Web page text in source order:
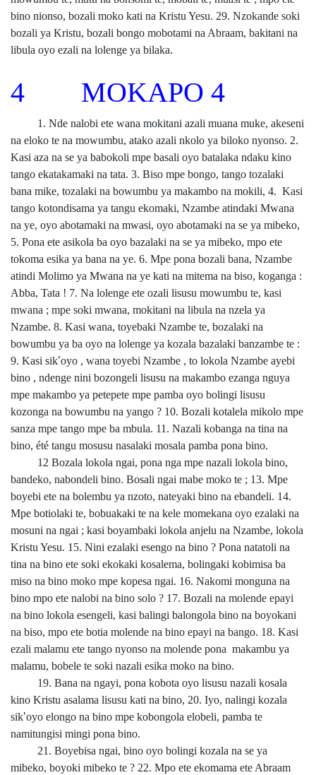
bino nionso, bozali moko kati na Kristu Yesu. 29. Nzokande soki
bozali ya Kristu, bozali bongo mobotami na Abraam, bakitani na
libula oyo ezali na lolenge ya bilaka.
4 MOKAPO 4
1. Nde nalobi ete wana mokitani azali muana muke, akeseni
na eloko te na mowumbu, atako azali nkolo ya biloko nyonso. 2.
Kasi aza na se ya babokoli mpe basali oyo batalaka ndaku kino
tango ekatakamaki na tata. 3. Biso mpe bongo, tango tozalaki
bana mike, tozalaki na bowumbu ya makambo na mokili, 4. Kasi
tango kotondisama ya tangu ekomaki, Nzambe atindaki Mwana
na ye, oyo abotamaki na mwasi, oyo abotamaki na se ya mibeko,
5. Pona ete asikola ba oyo bazalaki na se ya mibeko, mpo ete
tokoma esika ya bana na ye. 6. Mpe pona bozali bana, Nzambe
atindi Molimo ya Mwana na ye kati na mitema na biso, koganga :
Abba, Tata ! 7. Na lolenge ete ozali lisusu mowumbu te, kasi
mwana ; mpe soki mwana, mokitani na libula na nzela ya
Nzambe. 8. Kasi wana, toyebaki Nzambe te, bozalaki na
bowumbu ya ba oyo na lolenge ya kozala bazalaki banzambe te :
9. Kasi sik’oyo , wana toyebi Nzambe , to lokola Nzambe ayebi
bino , ndenge nini bozongeli lisusu na makambo ezanga nguya
mpe makambo ya petepete mpe pamba oyo bolingi lisusu
kozonga na bowumbu na yango ? 10. Bozali kotalela mikolo mpe
sanza mpe tango mpe ba mbula. 11. Nazali kobanga na tina na
bino, été tangu mosusu nasalaki mosala pamba pona bino.
12 Bozala lokola ngai, pona nga mpe nazali lokola bino,
bandeko, nabondeli bino. Bosali ngai mabe moko te ; 13. Mpe
boyebi ete na bolembu ya nzoto, nateyaki bino na ebandeli. 14.
Mpe botiolaki te, bobuakaki te na kele momekana oyo ezalaki na
mosuni na ngai ; kasi boyambaki lokola anjelu na Nzambe, lokola
Kristu Yesu. 15. Nini ezalaki esengo na bino ? Pona natatoli na
tina na bino ete soki ekokaki kosalema, bolingaki kobimisa ba
miso na bino moko mpe kopesa ngai. 16. Nakomi monguna na
bino mpo ete nalobi na bino solo ? 17. Bozali na molende epayi
na bino lokola esengeli, kasi balingi balongola bino na boyokani
na biso, mpo ete botia molende na bino epayi na bango. 18. Kasi
ezali malamu ete tango nyonso na molende pona makambu ya
malamu, bobele te soki nazali esika moko na bino.
19. Bana na ngayi, pona kobota oyo lisusu nazali kosala
kino Kristu asalama lisusu kati na bino, 20. Iyo, nalingi kozala
sik’oyo elongo na bino mpe kobongola elobeli, pamba te
namitungisi mingi pona bino.
21. Boyebisa ngai, bino oyo bolingi kozala na se ya
mibeko, boyoki mibeko te ? 22. Mpo ete ekomama ete Abraam